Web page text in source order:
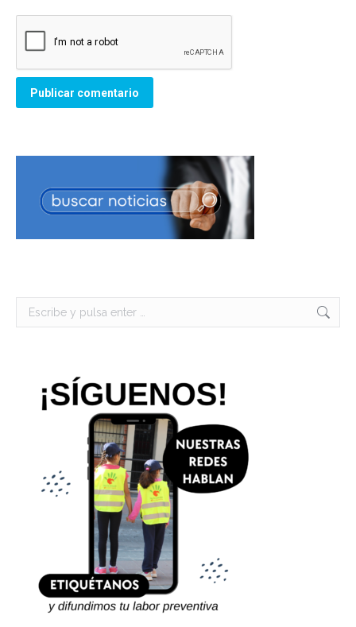
Publicar comentario
Buscar: